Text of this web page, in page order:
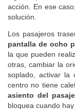
algunas personas
acción. En ese
Los pasajeros
pantalla de ocho
la que pueden
otras, cambiar la
soplado, activar la
centro no tiene
asiento del